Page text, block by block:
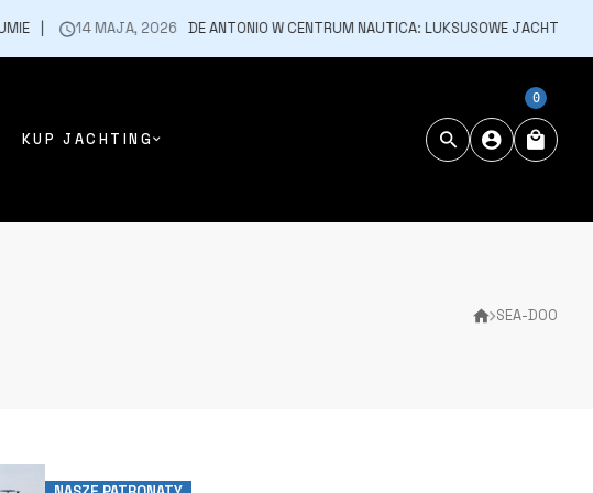
14 MAJA, 2026 DE ANTONIO W CENTRUM NAUTICA: LUKSUSOWE JACHTY
KUP JACHTING
0
SEA-DOO